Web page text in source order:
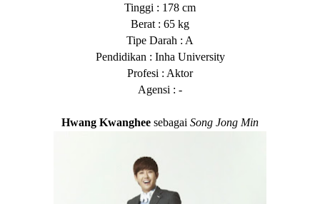
Tinggi : 178 cm
Berat : 65 kg
Tipe Darah : A
Pendidikan : Inha University
Profesi : Aktor
Agensi : -
Hwang Kwanghee sebagai Song Jong Min